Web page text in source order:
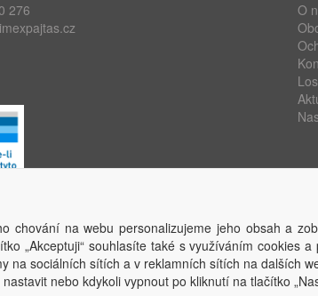
276
O
© ABRA Software a.s. 2020
chování na webu personalizujeme jeho obsah a
„Akceptuji“ souhlasíte také s využíváním cookies a
na sociálních sítích a v reklamních sítích na dalších
nebo kdykoli vypnout po kliknutí na tlačítko